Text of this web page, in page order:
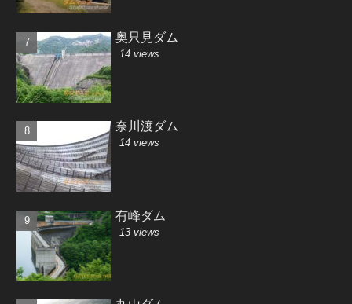
奥只見ダム
14 views
奈川渡ダム
14 views
有峰ダム
13 views